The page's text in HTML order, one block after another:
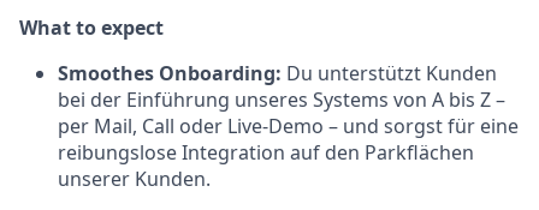
What to expect
Smoothes Onboarding: Du unterstützt Kunden
bei der Einführung unseres Systems von A bis Z –
per Mail, Call oder Live-Demo – und sorgst für eine
reibungslose Integration auf den Parkflächen
unserer Kunden.